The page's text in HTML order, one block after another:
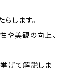
します。
や美観の向上、
げて解説しま